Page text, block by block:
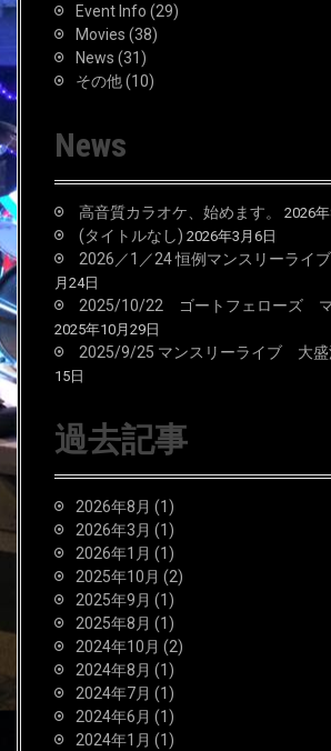
Event Info (29)
Movies (38)
News (31)
その他(10)
News
高音質カラオケ、始めます。 2026
(タイトルなし) 2026年3月6日
2026／1／24 恒例マンスリーライ
月24日
2025/10/22 ゴートフェローズ マ
2025年10月29日
2025/9/25 マンスリーライブ 大盛
15日
過去記事
2026年8月 (1)
2026年3月 (1)
2026年1月 (1)
2025年10月 (2)
2025年9月 (1)
2025年8月 (1)
2024年10月 (2)
2024年8月 (1)
2024年7月 (1)
2024年6月 (1)
2024年1月 (1)